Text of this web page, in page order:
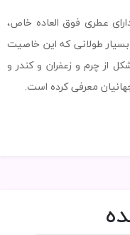
عطری فوق العاده خاص،
طولانی که این خاصیت
از چرم و زعفران و کندر و
معرفی کرده است.